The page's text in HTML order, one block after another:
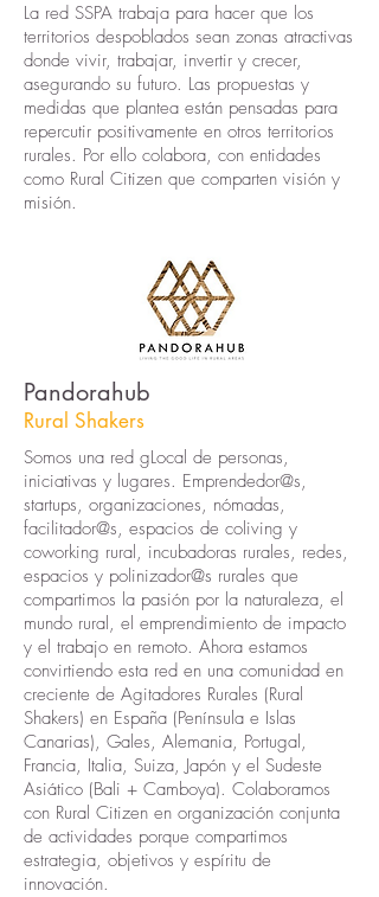
La red SSPA trabaja para hacer que los
territorios despoblados sean zonas atractivas
donde vivir, trabajar, invertir y crecer,
asegurando su futuro. Las propuestas y
medidas que plantea están pensadas para
repercutir positivamente en otros territorios
rurales. Por ello colabora, con entidades
como Rural Citizen que comparten visión y
misión.
Pandorahub
Rural Shakers
Somos una red gLocal de personas,
iniciativas y lugares. Emprendedor@s,
startups, organizaciones, nómadas,
facilitador@s, espacios de coliving y
coworking rural, incubadoras rurales, redes,
espacios y polinizador@s rurales que
compartimos la pasión por la naturaleza, el
mundo rural, el emprendimiento de impacto
y el trabajo en remoto. Ahora estamos
convirtiendo esta red en una comunidad en
creciente de Agitadores Rurales (Rural
Shakers) en España (Península e Islas
Canarias), Gales, Alemania, Portugal,
Francia, Italia, Suiza, Japón y el Sudeste
Asiático (Bali + Camboya). Colaboramos
con Rural Citizen en organización conjunta
de actividades porque compartimos
estrategia, objetivos y espíritu de
innovación.